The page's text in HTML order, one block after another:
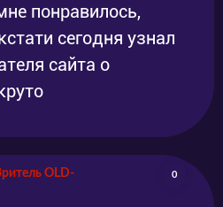
понравилось,
сегодня узнал
сайта о
OLD-
0